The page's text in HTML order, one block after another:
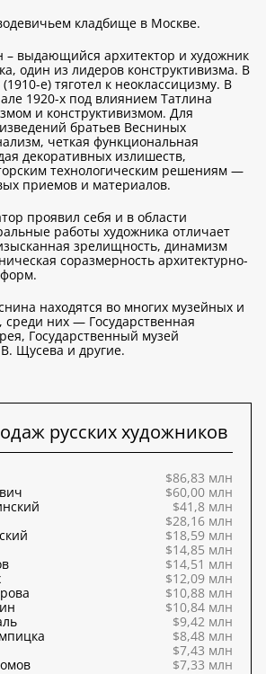
кладбище в Москве.
– выдающийся архитектор и художник
один из лидеров конструктивизма. В
е) тяготел к неоклассицизму. В
1920-х под влиянием Татлина
и конструктивизмом. Для
братьев Весниных
четкая функциональная
декоративных излишеств,
технологическим решениям —
приемов и материалов.
проявил себя и в области
работы художника отличает
зрелищность, динамизм
соразмерность архитектурно-
находятся во многих музейных и
среди них — Государственная
Государственный музей
Щусева и другие.
русских художников
$86,83 млн
$60,00 млн
$41,8 млн
$28,16 млн
$18,59 млн
$14,85 млн
$14,51 млн
$12,09 млн
$10,88 млн
$10,84 млн
$9,42 млн
$8,48 млн
$7,43 млн
$7,33 млн